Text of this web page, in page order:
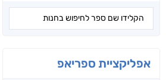
אפליקציית ספריאפ